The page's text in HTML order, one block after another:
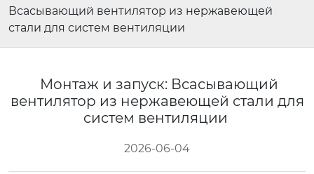
Всасывающий вентилятор из нержавеющей
стали для систем вентиляции
Монтаж и запуск: Всасывающий
вентилятор из нержавеющей стали для
систем вентиляции
2026-06-04